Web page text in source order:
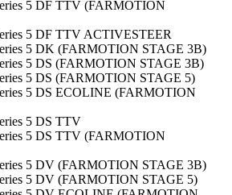
5 DF TTV (FARMOTION
5 DF TTV ACTIVESTEER
5 DK (FARMOTION STAGE 3B)
5 DS (FARMOTION STAGE 3B)
5 DS (FARMOTION STAGE 5)
5 DS ECOLINE (FARMOTION
5 DS TTV
5 DS TTV (FARMOTION
5 DV (FARMOTION STAGE 3B)
5 DV (FARMOTION STAGE 5)